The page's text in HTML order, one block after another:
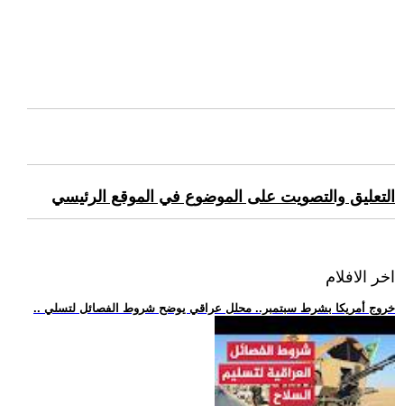
التعليق والتصويت على الموضوع في الموقع الرئيسي
اخر الافلام
.. خروج أمريكا بشرط سبتمبر.. محلل عراقي يوضح شروط الفصائل لتسلي